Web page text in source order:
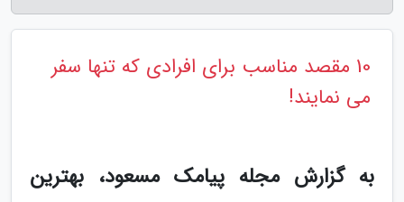
10 مقصد مناسب برای افرادی که تنها سفر
می نمایند!
به گزارش مجله پیامک مسعود، بهترین